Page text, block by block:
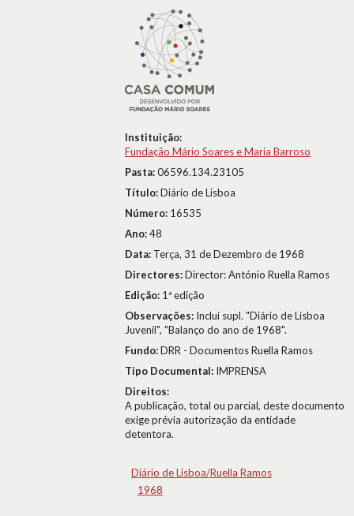
Instituição:
Fundação Mário Soares e Maria Barroso
Pasta:06596.134.23105
Título:Diário de Lisboa
Número: 16535
Ano:48
Data: Terça, 31 de Dezembro de 1968
Directores:Director: António Ruella Ramos
Edição: 1ª edição
Observações: Inclui supl. "Diário de Lisboa
Juvenil", "Balanço do ano de 1968".
Fundo:DRR - Documentos Ruella Ramos
Tipo Documental: IMPRENSA
Direitos:
A publicação, total ou parcial, deste documento
exige prévia autorização da entidade
detentora.
Diário de Lisboa/Ruella Ramos
1968